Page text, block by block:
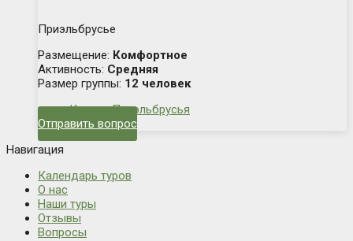
Приэльбрусье
Размещение: Комфортное
Активность: Средняя
Размер группы: 12 человек
Краски Приэльбрусья
Отправить вопрос
Навигация
Календарь туров
О нас
Наши туры
Отзывы
Вопросы